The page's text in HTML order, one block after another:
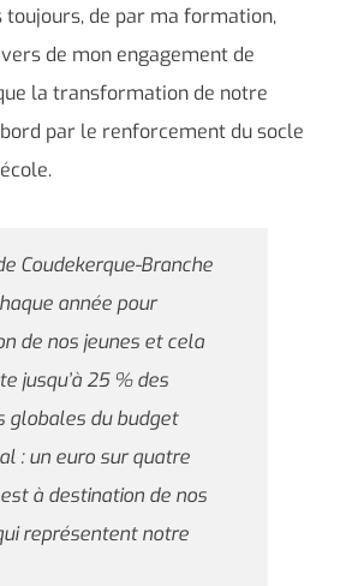
toujours, de par ma formation,
de mon engagement de
la transformation de notre
par le renforcement du socle
Coudekerque-Branche
année pour
de nos jeunes et cela
jusqu’à 25 % des
globales du budget
: un euro sur quatre
à destination de nos
représentent notre